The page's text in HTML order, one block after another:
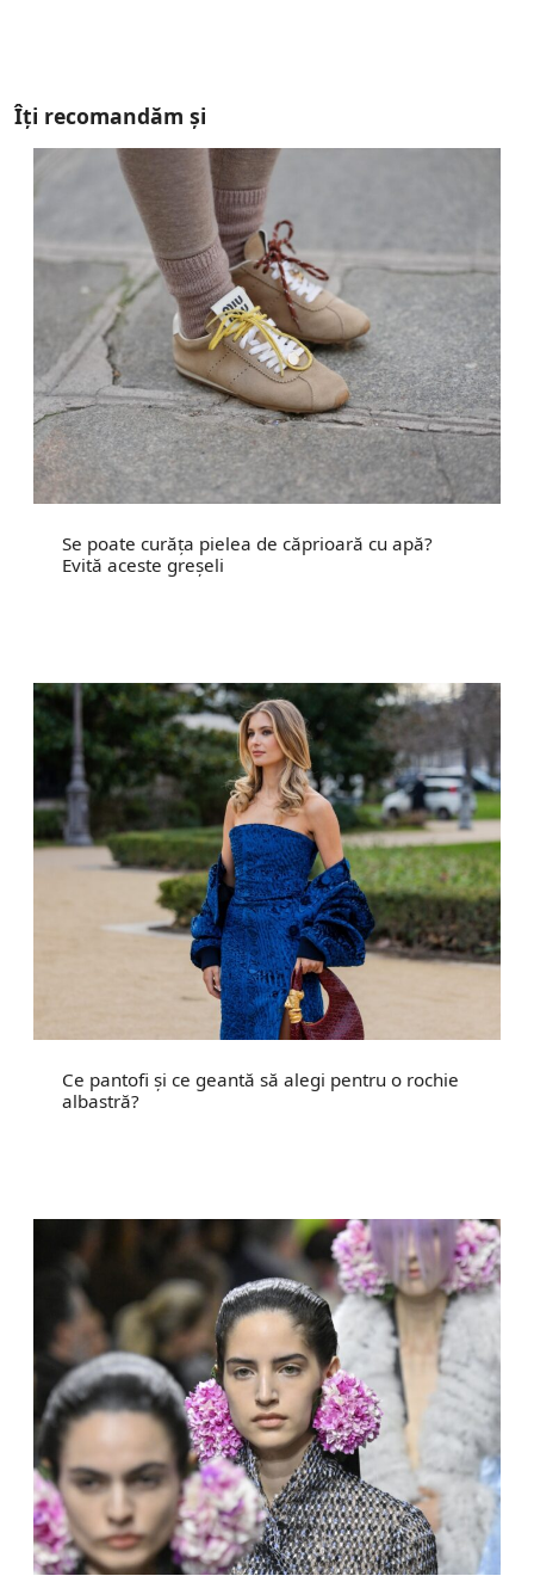
Îți recomandăm și
Se poate curăța pielea de căprioară cu apă?
Evită aceste greșeli
Ce pantofi și ce geantă să alegi pentru o rochie
albastră?